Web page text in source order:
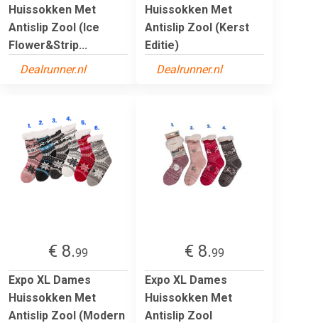
Huissokken Met
Antislip Zool (Ice
Flower&Strip...
Dealrunner.nl
Huissokken Met
Antislip Zool (Kerst
Editie)
Dealrunner.nl
€ 8.99
Expo XL Dames
Huissokken Met
Antislip Zool (Modern
€ 8.99
Expo XL Dames
Huissokken Met
Antislip Zool